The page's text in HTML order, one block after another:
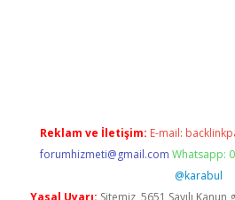
Reklam ve İletişim: E-mail:
forumhizmeti@gmail.com Whatsapp:
@karabul
Yasal Uyarı: Sitemiz, 5651 Sayılı